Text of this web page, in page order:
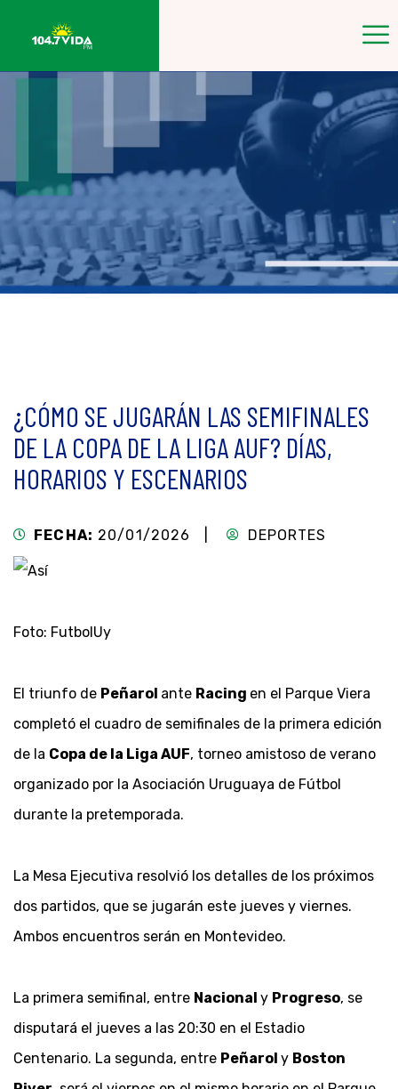
¿CÓMO SE JUGARÁN LAS SEMIFINALES
DE LA COPA DE LA LIGA AUF? DÍAS,
HORARIOS Y ESCENARIOS
FECHA: 20/01/2026 | DEPORTES
Foto: FutbolUy
El triunfo de Peñarol ante Racing en el Parque Viera
completó el cuadro de semifinales de la primera edición
de la Copa de la Liga AUF, torneo amistoso de verano
organizado por la Asociación Uruguaya de Fútbol
durante la pretemporada.
La Mesa Ejecutiva resolvió los detalles de los próximos
dos partidos, que se jugarán este jueves y viernes.
Ambos encuentros serán en Montevideo.
La primera semifinal, entre Nacional y Progreso, se
disputará el jueves a las 20:30 en el Estadio
Centenario. La segunda, entre Peñarol y Boston